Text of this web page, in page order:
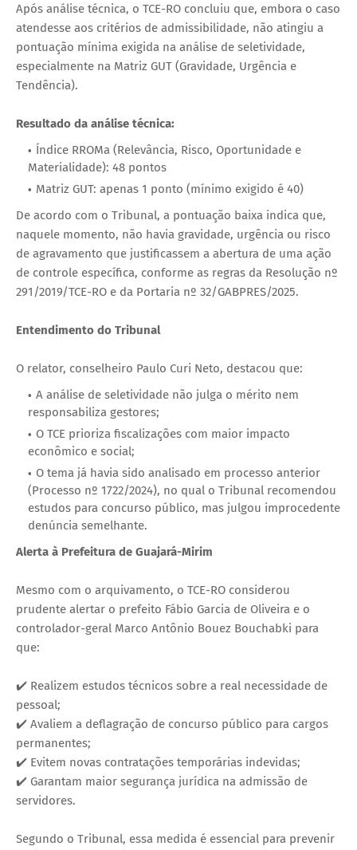
Após análise técnica, o TCE-RO concluiu que, embora o caso
atendesse aos critérios de admissibilidade, não atingiu a
pontuação mínima exigida na análise de seletividade,
especialmente na Matriz GUT (Gravidade, Urgência e
Tendência).
Resultado da análise técnica:
Índice RROMa (Relevância, Risco, Oportunidade e
Materialidade): 48 pontos
Matriz GUT: apenas 1 ponto (mínimo exigido é 40)
De acordo com o Tribunal, a pontuação baixa indica que,
naquele momento, não havia gravidade, urgência ou risco
de agravamento que justificassem a abertura de uma ação
de controle específica, conforme as regras da Resolução nº
291/2019/TCE-RO e da Portaria nº 32/GABPRES/2025.
Entendimento do Tribunal
O relator, conselheiro Paulo Curi Neto, destacou que:
A análise de seletividade não julga o mérito nem
responsabiliza gestores;
O TCE prioriza fiscalizações com maior impacto
econômico e social;
O tema já havia sido analisado em processo anterior
(Processo nº 1722/2024), no qual o Tribunal recomendou
estudos para concurso público, mas julgou improcedente
denúncia semelhante.
Alerta à Prefeitura de Guajará-Mirim
Mesmo com o arquivamento, o TCE-RO considerou
prudente alertar o prefeito Fábio Garcia de Oliveira e o
controlador-geral Marco Antônio Bouez Bouchabki para
que:
✔️ Realizem estudos técnicos sobre a real necessidade de
pessoal;
✔️ Avaliem a deflagração de concurso público para cargos
permanentes;
✔️ Evitem novas contratações temporárias indevidas;
✔️ Garantam maior segurança jurídica na admissão de
servidores.
Segundo o Tribunal, essa medida é essencial para prevenir